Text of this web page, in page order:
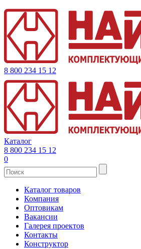
8 800 234 15 12
Каталог
8 800 234 15 12
0
Каталог товаров
Компания
Оптовикам
Вакансии
Галерея проектов
Контакты
Конструктор